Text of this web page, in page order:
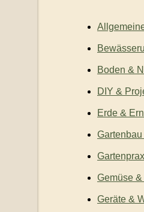
Boden &
DIY &
Erde &
Gemüse
Geräte &